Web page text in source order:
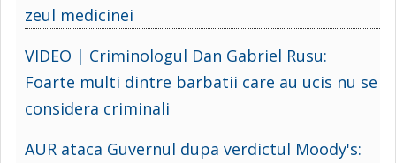
zeul medicinei
VIDEO | Criminologul Dan Gabriel Rusu:
Foarte multi dintre barbatii care au ucis nu se
considera criminali
AUR ataca Guvernul dupa verdictul Moody's: